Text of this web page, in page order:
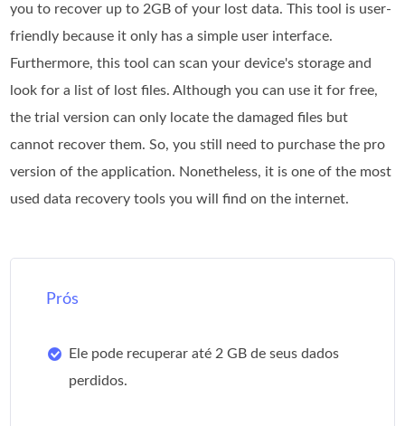
you to recover up to 2GB of your lost data. This tool is user-
friendly because it only has a simple user interface.
Furthermore, this tool can scan your device's storage and
look for a list of lost files. Although you can use it for free,
the trial version can only locate the damaged files but
cannot recover them. So, you still need to purchase the pro
version of the application. Nonetheless, it is one of the most
used data recovery tools you will find on the internet.
Prós
Ele pode recuperar até 2 GB de seus dados
perdidos.